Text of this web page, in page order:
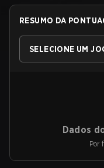
RESUMO DA
SELECIONE UM
Dados
Por